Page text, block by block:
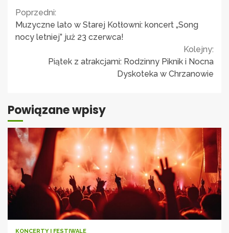
Continue
Reading
Poprzedni:
Muzyczne lato w Starej Kotłowni: koncert „Song
nocy letniej” już 23 czerwca!
Kolejny:
Piątek z atrakcjami: Rodzinny Piknik i Nocna
Dyskoteka w Chrzanowie
Powiązane wpisy
KONCERTY I FESTIWALE